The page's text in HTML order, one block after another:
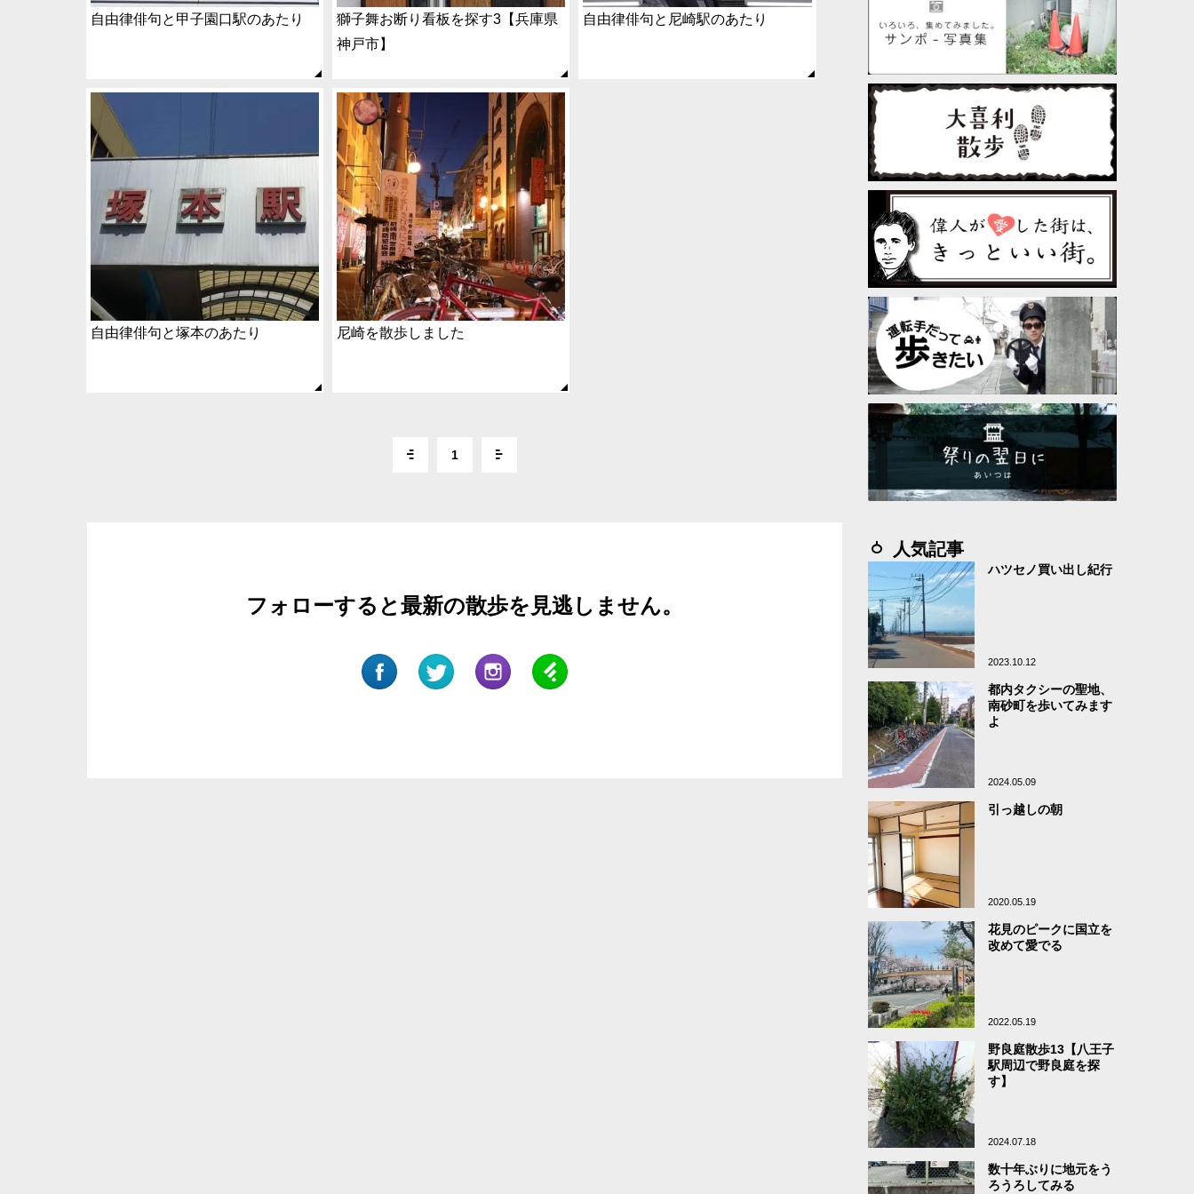
自由律俳句と甲子園口駅のあたり
獅子舞お断り看板を探す3【兵庫県
神戸市】
自由律俳句と尼崎駅のあたり
自由律俳句と塚本のあたり 尼崎を散歩しました
1
フォローすると最新の散歩を見逃しません。
人気記事
ハツセノ買い出し紀行
2023.10.12
都内タクシーの聖地、
南砂町を歩いてみます
よ
2024.05.09
引っ越しの朝
2020.05.19
花見のピークに国立を
改めて愛でる
2022.05.19
野良庭散歩13【八王子
駅周辺で野良庭を探
す】
2024.07.18
数十年ぶりに地元をう
ろうろしてみる